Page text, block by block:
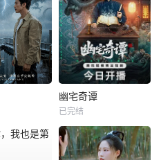
幽宅奇谭
已完结